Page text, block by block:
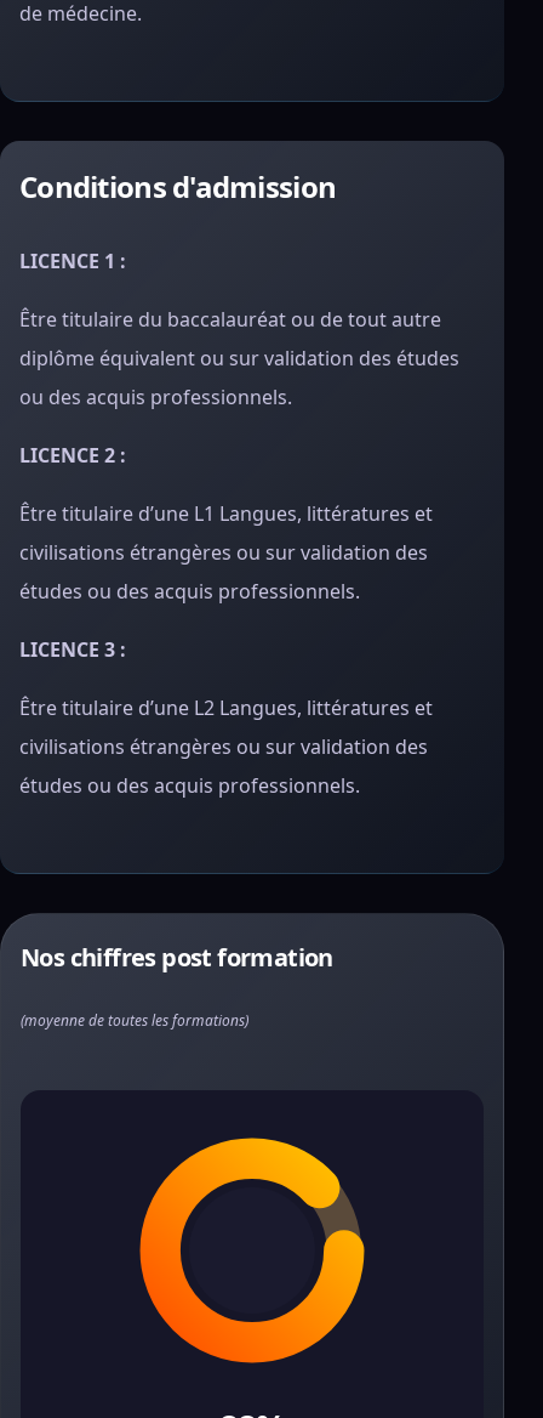
de médecine.
Conditions d'admission
LICENCE 1 :
Être titulaire du baccalauréat ou de tout autre
diplôme équivalent ou sur validation des études
ou des acquis professionnels.
LICENCE 2 :
Être titulaire d’une L1 Langues, littératures et
civilisations étrangères ou sur validation des
études ou des acquis professionnels.
LICENCE 3 :
Être titulaire d’une L2 Langues, littératures et
civilisations étrangères ou sur validation des
études ou des acquis professionnels.
Nos chiffres post formation
(moyenne de toutes les formations)